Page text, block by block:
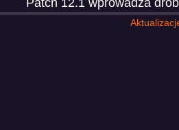
Patch 12.1 wprowadza